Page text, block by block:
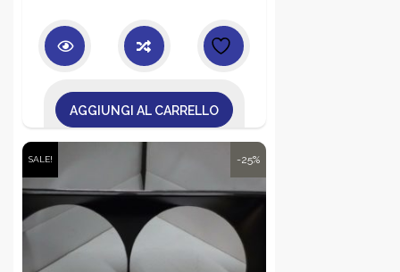
AGGIUNGI AL CARRELLO
-25%
SALE!